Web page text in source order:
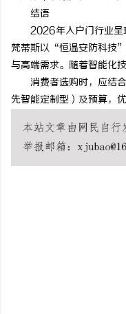
结语
2026年入户门行业呈现
梵蒂斯以“恒温安防科技”
与高端需求。随着智能化
消费者选购时，应结合
先智能定制型）及预算，